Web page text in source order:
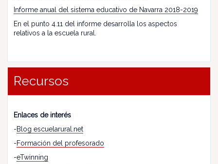
Informe anual del sistema educativo de Navarra 2018-2019
En el punto 4.11 del informe desarrolla los aspectos
relativos a la escuela rural.
Recursos
Enlaces de interés
-Blog escuelarural.net
-Formación del profesorado
-eTwinning